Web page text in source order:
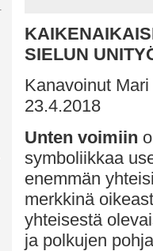
SIELUN
Kanavoinut
23.4.2018
Unten voimiin
symboliikkaa
enemmän
merkkinä
yhteisestä
ja polkujen